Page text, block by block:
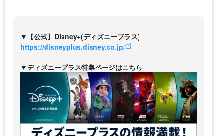
▼【公式】Disney+(ディズニープラス)
https://disneyplus.disney.co.jp/
▼ディズニープラス特集ページはこちら